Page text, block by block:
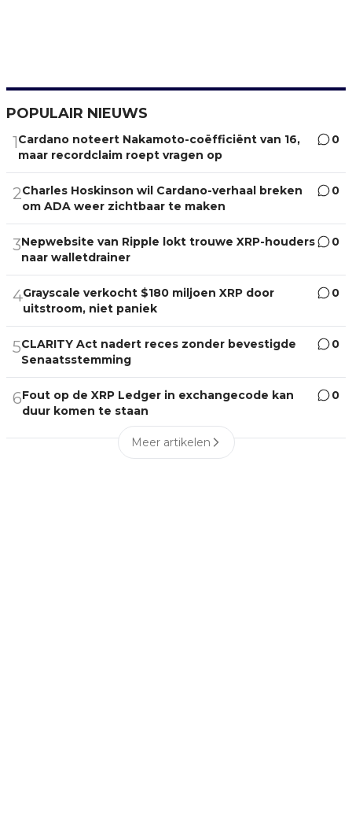
POPULAIR NIEUWS
1Cardano noteert Nakamoto-coëfficiënt van 16,
maar recordclaim roept vragen op
0
2Charles Hoskinson wil Cardano-verhaal breken
om ADA weer zichtbaar te maken
0
3Nepwebsite van Ripple lokt trouwe XRP-houders
naar walletdrainer
0
4Grayscale verkocht $180 miljoen XRP door
uitstroom, niet paniek
0
5CLARITY Act nadert reces zonder bevestigde
Senaatsstemming
0
6Fout op de XRP Ledger in exchangecode kan
duur komen te staan
0
Meer artikelen